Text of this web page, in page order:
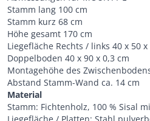
Stamm lang 100 cm
Stamm kurz 68 cm
Höhe gesamt 170 cm
Liegefläche Rechts / links 40 x 50 x
Doppelboden 40 x 90 x 0,3 cm
Montagehöhe des
Abstand Stamm-Wand ca. 14 cm
Material
Stamm: Fichtenholz, 100 % Sisal